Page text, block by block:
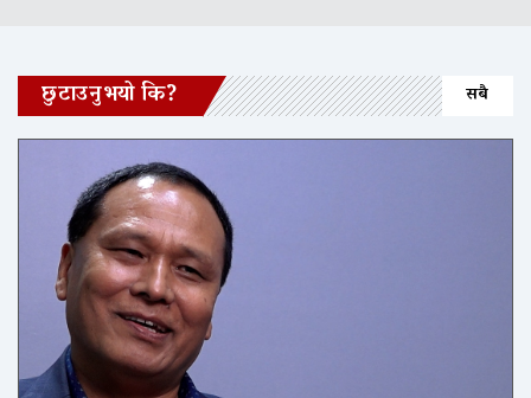
छुटाउनुभयो कि? सबै